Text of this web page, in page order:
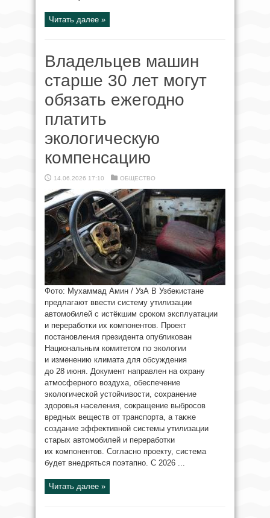
Читать далее »
Владельцев машин
старше 30 лет могут
обязать ежегодно
платить
экологическую
компенсацию
14.06.2026 17:10 ОБЩЕСТВО
Фото: Мухаммад Амин / УзА В Узбекистане
предлагают ввести систему утилизации
автомобилей с истёкшим сроком эксплуатации
и переработки их компонентов. Проект
постановления президента опубликован
Национальным комитетом по экологии
и изменению климата для обсуждения
до 28 июня. Документ направлен на охрану
атмосферного воздуха, обеспечение
экологической устойчивости, сохранение
здоровья населения, сокращение выбросов
вредных веществ от транспорта, а также
создание эффективной системы утилизации
старых автомобилей и переработки
их компонентов. Согласно проекту, система
будет внедряться поэтапно. С 2026 ...
Читать далее »